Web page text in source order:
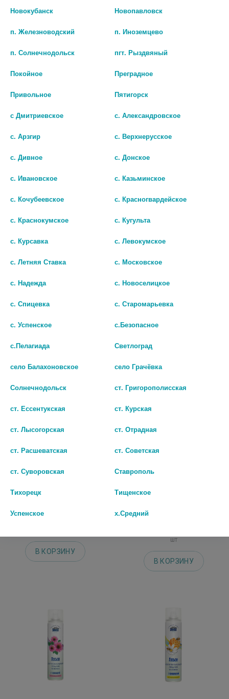
(WELLFIX)
439 руб.
шт
В КОРЗИНУ
НЕЙТРАЛИЗАТОР
СЕНИ КЕЙР КРЕМ Д/ТЕЛА
200МЛ. [SENI]
828 руб.
В КОРЗИНУ
СЕНИ КЕЙР ШАМПУНЬ-ПЕНКА
[SENI]
шт
В КОРЗИНУ
УХОДА 500МЛ. [SENI]
В КОРЗИНУ
КАЛЕНДУЛА 250МЛ.
462 руб.
шт
В КОРЗИНУ
Новокубанск Новопавловск
п. Железноводский п. Иноземцево
п. Солнечнодольск пгт. Рыздвяный
Покойное Преградное
Привольное Пятигорск
с Дмитриевское с. Александровское
с. Арзгир с. Верхнерусское
с. Дивное с. Донское
с. Ивановское с. Казьминское
с. Кочубеевское с. Красногвардейское
с. Краснокумское с. Кугульта
с. Курсавка с. Левокумское
с. Летняя Ставка с. Московское
с. Надежда с. Новоселицкое
с. Спицевка с. Старомарьевка
с. Успенское с.Безопасное
с.Пелагиада Светлоград
село Балахоновское село Грачёвка
Солнечнодольск ст. Григорополисская
ст. Ессентукская ст. Курская
ст. Лысогорская ст. Отрадная
ст. Расшеватская ст. Советская
ст. Суворовская Ставрополь
Тихорецк Тищенское
Успенское х.Средний